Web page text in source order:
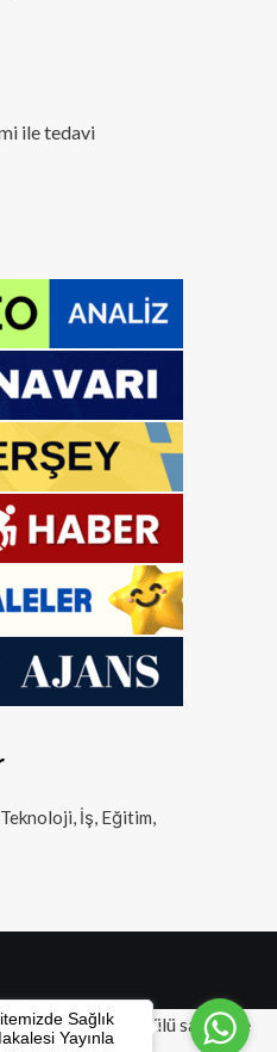
ile tedavi
İş, Eğitim,
Tuzla nakliyat - Akülü sandalye
Sağlık
Yayınla